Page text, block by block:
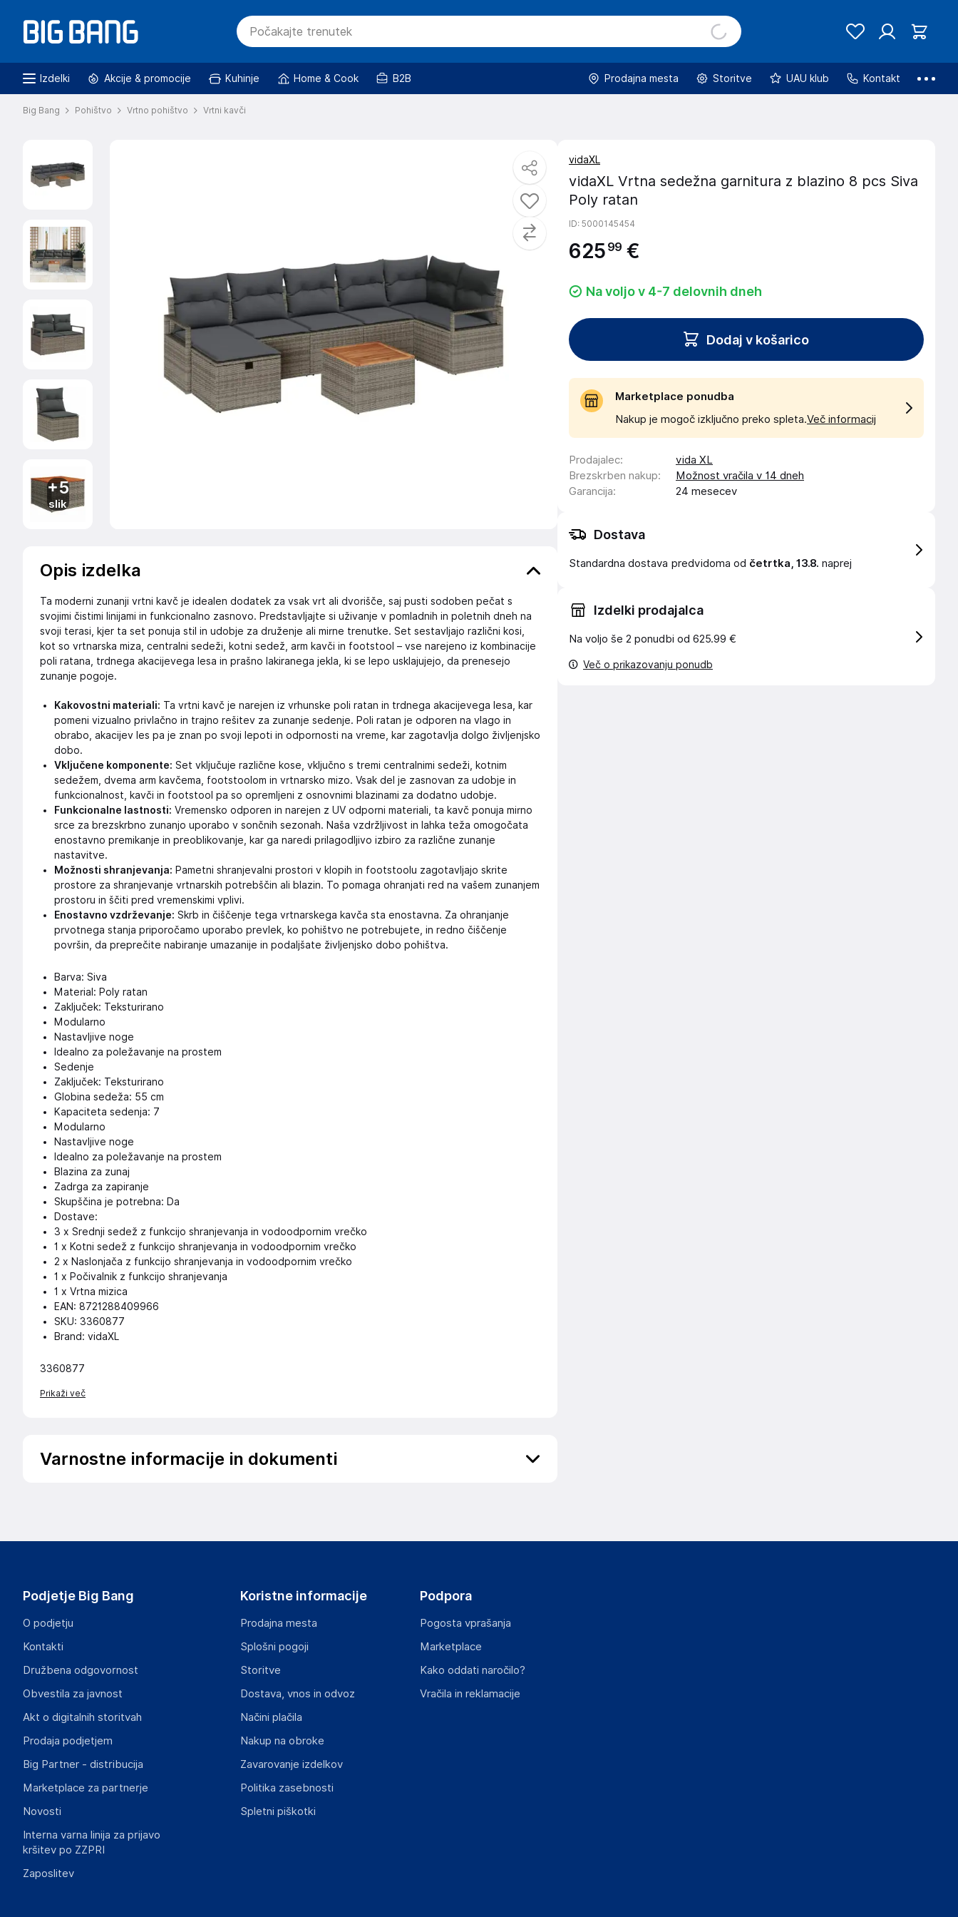
Izdelki Akcije & promocije Kuhinje Home & Cook B2B Prodajna mesta Storitve UAU klub Kontakt
Big Bang Pohištvo Vrtno pohištvo Vrtni kavči
+5
slik
Opis izdelka
Ta moderni zunanji vrtni kavč je idealen dodatek za vsak vrt ali dvorišče, saj pusti sodoben pečat s
svojimi čistimi linijami in funkcionalno zasnovo. Predstavljajte si uživanje v pomladnih in poletnih dneh na
svoji terasi, kjer ta set ponuja stil in udobje za druženje ali mirne trenutke. Set sestavljajo različni kosi,
kot so vrtnarska miza, centralni sedeži, kotni sedež, arm kavči in footstool – vse narejeno iz kombinacije
poli ratana, trdnega akacijevega lesa in prašno lakiranega jekla, ki se lepo usklajujejo, da prenesejo
zunanje pogoje.
Kakovostni materiali: Ta vrtni kavč je narejen iz vrhunske poli ratan in trdnega akacijevega lesa, kar
pomeni vizualno privlačno in trajno rešitev za zunanje sedenje. Poli ratan je odporen na vlago in
obrabo, akacijev les pa je znan po svoji lepoti in odpornosti na vreme, kar zagotavlja dolgo življenjsko
dobo.
Vključene komponente: Set vključuje različne kose, vključno s tremi centralnimi sedeži, kotnim
sedežem, dvema arm kavčema, footstoolom in vrtnarsko mizo. Vsak del je zasnovan za udobje in
funkcionalnost, kavči in footstool pa so opremljeni z osnovnimi blazinami za dodatno udobje.
Funkcionalne lastnosti: Vremensko odporen in narejen z UV odporni materiali, ta kavč ponuja mirno
srce za brezskrbno zunanjo uporabo v sončnih sezonah. Naša vzdržljivost in lahka teža omogočata
enostavno premikanje in preoblikovanje, kar ga naredi prilagodljivo izbiro za različne zunanje
nastavitve.
Možnosti shranjevanja: Pametni shranjevalni prostori v klopih in footstoolu zagotavljajo skrite
prostore za shranjevanje vrtnarskih potrebščin ali blazin. To pomaga ohranjati red na vašem zunanjem
prostoru in ščiti pred vremenskimi vplivi.
Enostavno vzdrževanje: Skrb in čiščenje tega vrtnarskega kavča sta enostavna. Za ohranjanje
prvotnega stanja priporočamo uporabo prevlek, ko pohištvo ne potrebujete, in redno čiščenje
površin, da preprečite nabiranje umazanije in podaljšate življenjsko dobo pohištva.
Barva: Siva
Material: Poly ratan
Zaključek: Teksturirano
Modularno
Nastavljive noge
Idealno za poležavanje na prostem
Sedenje
Zaključek: Teksturirano
Globina sedeža: 55 cm
Kapaciteta sedenja: 7
Modularno
Nastavljive noge
Idealno za poležavanje na prostem
Blazina za zunaj
Zadrga za zapiranje
Skupščina je potrebna: Da
Dostave:
3 x Srednji sedež z funkcijo shranjevanja in vodoodpornim vrečko
1 x Kotni sedež z funkcijo shranjevanja in vodoodpornim vrečko
2 x Naslonjača z funkcijo shranjevanja in vodoodpornim vrečko
1 x Počivalnik z funkcijo shranjevanja
1 x Vrtna mizica
EAN: 8721288409966
SKU: 3360877
Brand: vidaXL
3360877
Prikaži več
Varnostne informacije in dokumenti
https://www.vidaxl.nl/
Gospodarski subjekt s sedežem v EU, ki zagotavlja skladnost izdelka z zahtevanimi predpisi.
Mary Kingsleystraat 1, 5928 SK Venlo
The Netherlands
Slike o varnosti izdelka
Slike o varnosti izdelka vsebujejo opozorila na embalaži izdelka in lahko vključujejo ključne varnostne
vidaXL
vidaXL Vrtna sedežna garnitura z blazino 8 pcs Siva
Poly ratan
ID: 5000145454
625 99 €
Na voljo v 4-7 delovnih dneh
Dodaj v košarico
Marketplace ponudba
Nakup je mogoč izključno preko spleta.Več informacij
Prodajalec:
vida XL
Brezskrben nakup:
Možnost vračila v 14 dneh
Garancija: 24 mesecev
Dostava
Standardna dostava predvidoma od četrtka, 13.8. naprej
Izdelki prodajalca
Na voljo še 2 ponudbi od 625.99 €
Več o prikazovanju ponudb
Podjetje Big Bang
O podjetju
Kontakti
Družbena odgovornost
Obvestila za javnost
Akt o digitalnih storitvah
Prodaja podjetjem
Big Partner - distribucija
Marketplace za partnerje
Novosti
Interna varna linija za prijavo
kršitev po ZZPRI
Zaposlitev
Koristne informacije
Prodajna mesta
Splošni pogoji
Storitve
Dostava, vnos in odvoz
Načini plačila
Nakup na obroke
Zavarovanje izdelkov
Politika zasebnosti
Spletni piškotki
Podpora
Pogosta vprašanja
Marketplace
Kako oddati naročilo?
Vračila in reklamacije